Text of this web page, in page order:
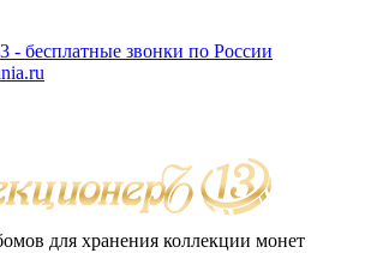
- бесплатные звонки по России
для хранения коллекции монет